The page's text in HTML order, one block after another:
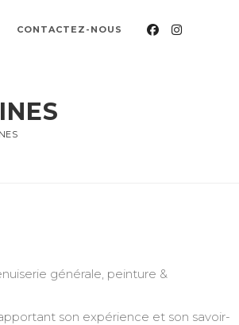
CONTACTEZ-NOUS
générale, peinture &
son expérience et son savoir-